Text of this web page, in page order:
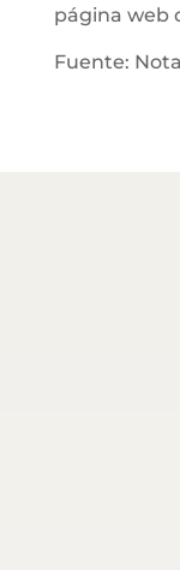
página web
Fuente: